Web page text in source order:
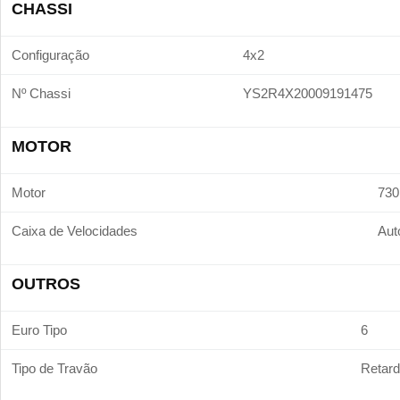
CHASSI
Configuração 4x2
Nº Chassi YS2R4X20009191475
MOTOR
Motor 730
Caixa de Velocidades
OUTROS
Euro Tipo 6
Tipo de Travão